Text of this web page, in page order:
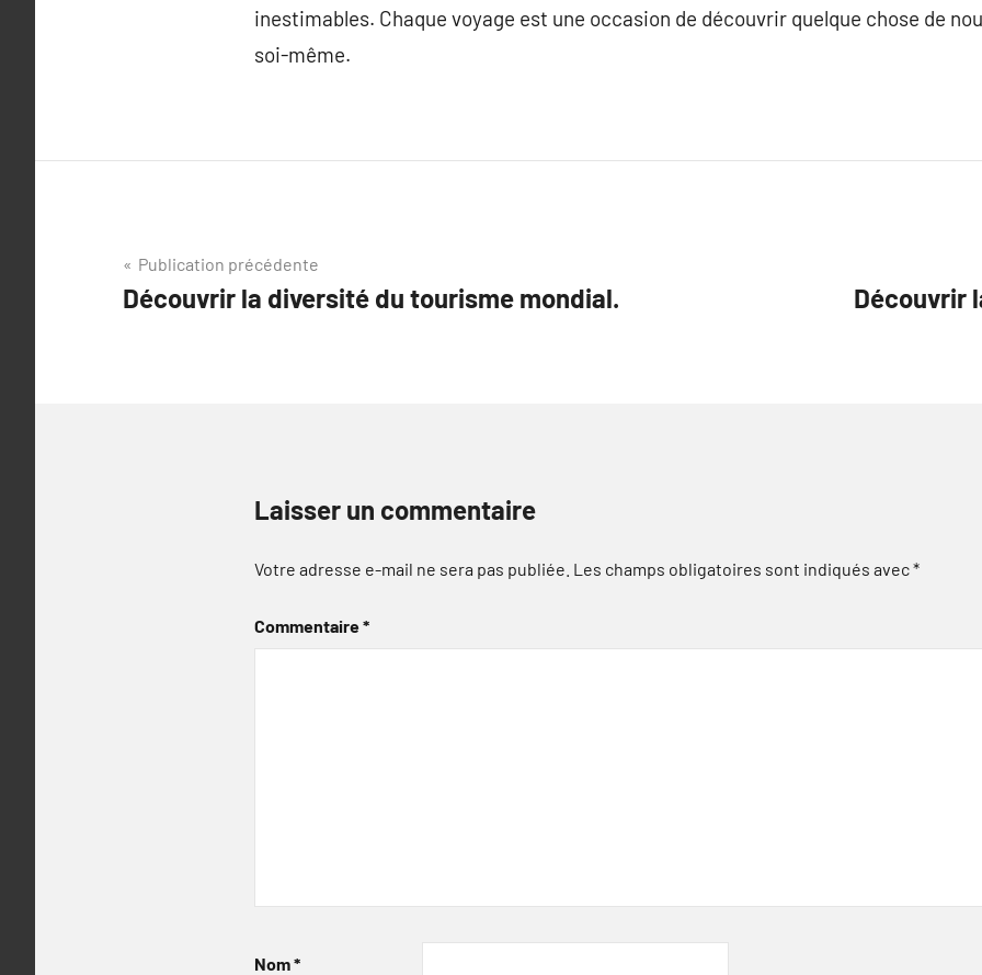
inestimables. Chaque voyage est une occasion de découvrir quelque chose de
soi-même.
Navigation
de
Publication précédente
Découvrir la diversité du tourisme mondial. Découvrir
Laisser un commentaire
Votre adresse e-mail ne sera pas publiée. Les champs obligatoires sont indiqués avec*
Commentaire*
Nom*